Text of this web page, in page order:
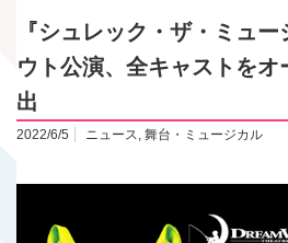
『シュレック・ザ・ミュ
ウト公演、全キャストをオ
出
2022/6/5 ニュース, 舞台・ミュージカル